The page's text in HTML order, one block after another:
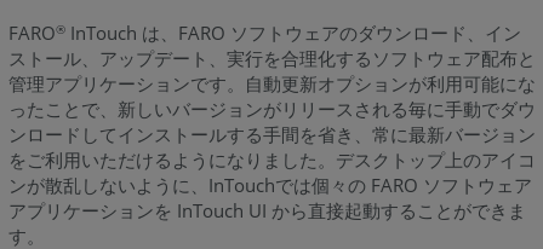
InTouch
の
修
復
InTouch
の
終
FARO®InTouch は、FARO ソフトウェアのダウンロード、イン
ストール、アップデート、実行を合理化するソフトウェア配布と
管理アプリケーションです。自動更新オプションが利用可能にな
ったことで、新しいバージョンがリリースされる毎に手動でダウ
ンロードしてインストールする手間を省き、常に最新バージョン
をご利用いただけるようになりました。デスクトップ上のアイコ
ンが散乱しないように、InTouchでは個々の FARO ソフトウェア
アプリケーションを InTouch UI から直接起動することができま
す。